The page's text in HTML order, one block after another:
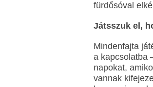
fürdősóval
Játsszuk el,
Mindenfajta
a kapcsolatba
napokat,
vannak